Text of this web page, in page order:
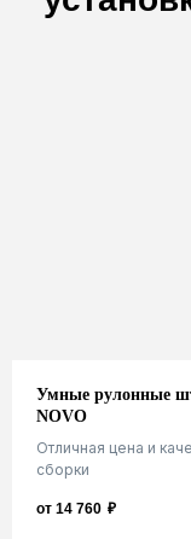
Умные рулонные
NOVO
Отличная цена и
сборки
от 14 760 ₽
Закажите